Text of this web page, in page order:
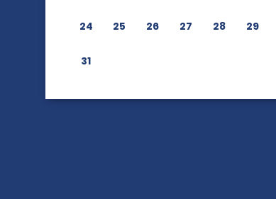
24 25 26 27 28 29
31